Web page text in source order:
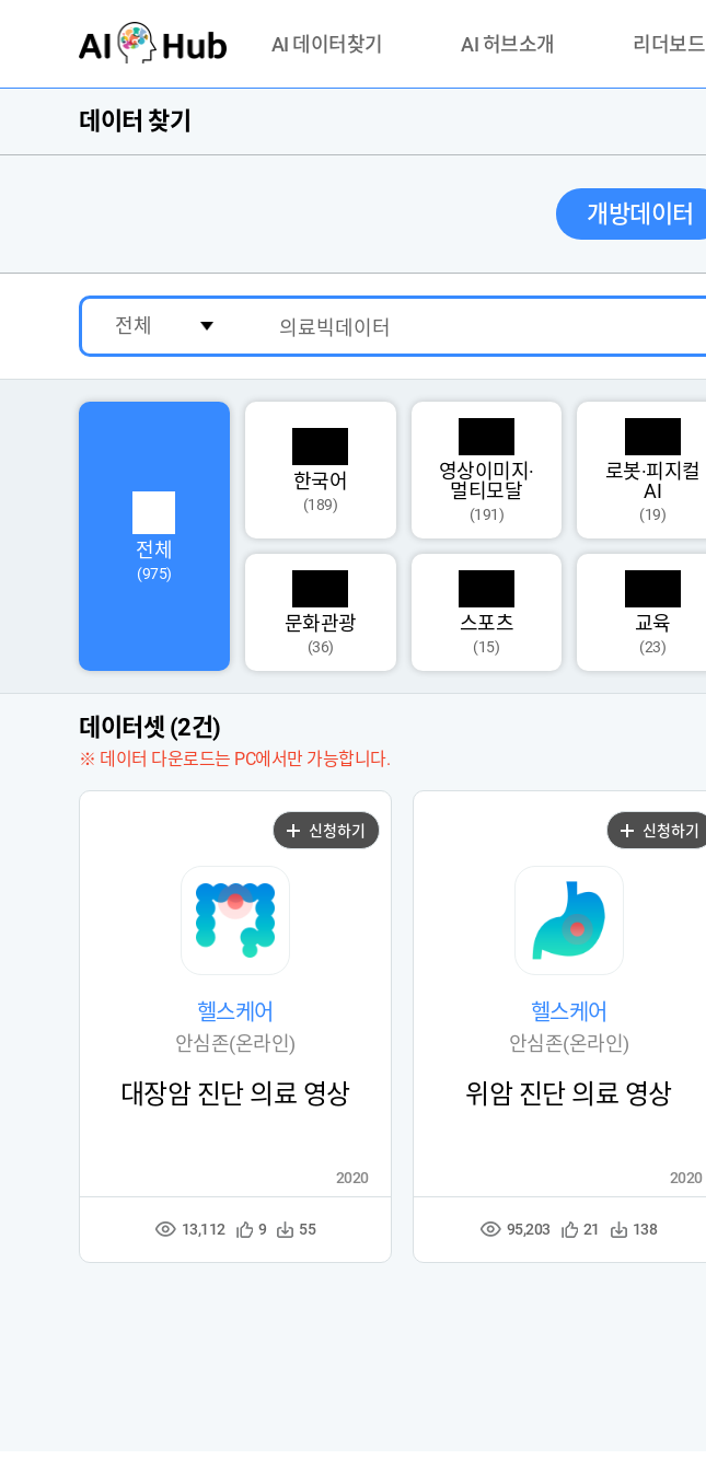
AI 데이터찾기
기관 제공 데이터
AI 허브소개
안심존이란?
리더보드
데이터 찾기
개방데이터
전체
(975)
한국어
(189)
영상이미지·
멀티모달
(191)
로봇·피지컬
AI
(19)
문화관광
(36)
스포츠
(15)
교육
(23)
데이터셋 (2건)
※ 데이터 다운로드는 PC에서만 가능합니다.
헬스케어
안심존(온라인)
대장암 진단 의료 영상
조
수
13,112
관
등
9
다
수
55
2020
신청하기
헬스케어
안심존(온라인)
위암 진단 의료 영상
조
수
95,203
관
등
21
다
수
138
2020
신청하기